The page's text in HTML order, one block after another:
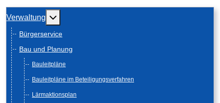
Verwaltung Weitere Informationen: Verwaltung
Bürgerservice
Bau und Planung
Bauleitpläne
Bauleitpläne im Beteiligungsverfahren
Lärmaktionsplan